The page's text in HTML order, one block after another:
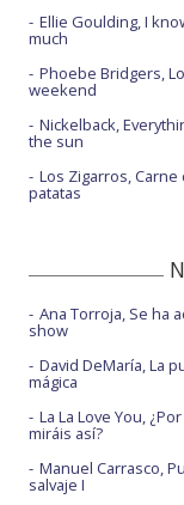
Ellie Goulding, I
much
Phoebe Bridgers,
weekend
Nickelback,
the sun
Los Zigarros, Carne
patatas
Ana Torroja, Se ha
show
David DeMaría, La
mágica
La La Love You,
miráis así?
Manuel Carrasco,
salvaje I